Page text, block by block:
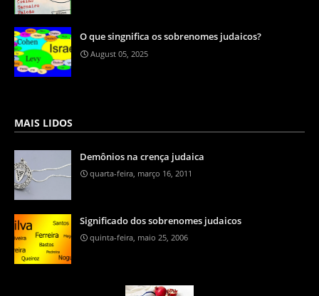
O que singnifica os sobrenomes judaicos?
August 05, 2025
MAIS LIDOS
Demônios na crença judaica
quarta-feira, março 16, 2011
Significado dos sobrenomes judaicos
quinta-feira, maio 25, 2006